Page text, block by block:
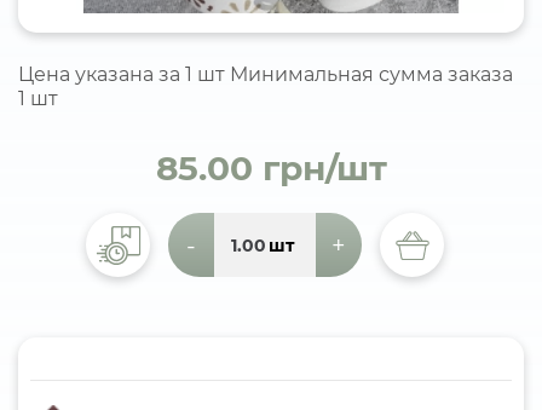
Цена указана за 1 шт Минимальная сумма заказа
1 шт
85.00 грн/шт
- шт +